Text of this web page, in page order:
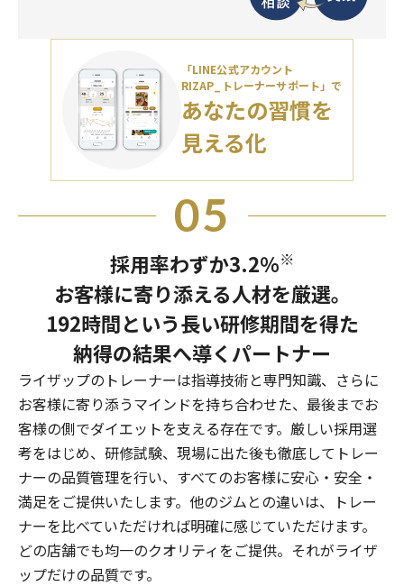
「LINE公式アカウント
RIZAP_トレーナーサポート」で
あなたの習慣を
見える化
05
採用率わずか3.2％※
お客様に寄り添える人材を厳選。
192時間という長い研修期間を得た
納得の結果へ導くパートナー
ライザップのトレーナーは指導技術と専門知識、さらに
お客様に寄り添うマインドを持ち合わせた、最後までお
客様の側でダイエットを支える存在です。厳しい採用選
考をはじめ、研修試験、現場に出た後も徹底してトレー
ナーの品質管理を行い、すべてのお客様に安心・安全・
満足をご提供いたします。他のジムとの違いは、トレー
ナーを比べていただければ明確に感じていただけます。
どの店舗でも均一のクオリティをご提供。それがライザ
ップだけの品質です。